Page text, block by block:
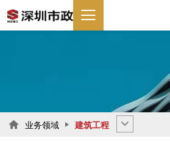
 业务领域 建筑工程